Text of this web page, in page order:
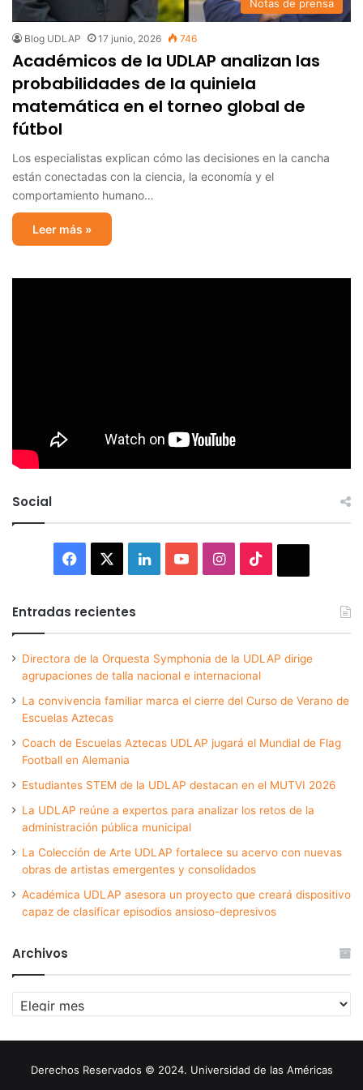
Notas de prensa
Blog UDLAP 17 junio, 2026 746
Académicos de la UDLAP analizan las
probabilidades de la quiniela
matemática en el torneo global de
fútbol
Los especialistas explican cómo las decisiones en la cancha
están conectadas con la ciencia, la economía y el
comportamiento humano…
Leer más »
Social
Facebook LinkedInYouTubeInstagram
Entradas recientes
Directora de la Orquesta Symphonia de la UDLAP dirige
agrupaciones de talla nacional e internacional
La convivencia familiar marca el cierre del Curso de Verano de
Escuelas Aztecas
Coach de Escuelas Aztecas UDLAP jugará el Mundial de Flag
Football en Alemania
Estudiantes STEM de la UDLAP destacan en el MUTVI 2026
La UDLAP reúne a expertos para analizar los retos de la
administración pública municipal
La Colección de Arte UDLAP fortalece su acervo con nuevas
obras de artistas emergentes y consolidados
Académica UDLAP asesora un proyecto que creará dispositivo
capaz de clasificar episodios ansioso-depresivos
Archivos
Archivos
Derechos Reservados © 2024. Universidad de las Américas